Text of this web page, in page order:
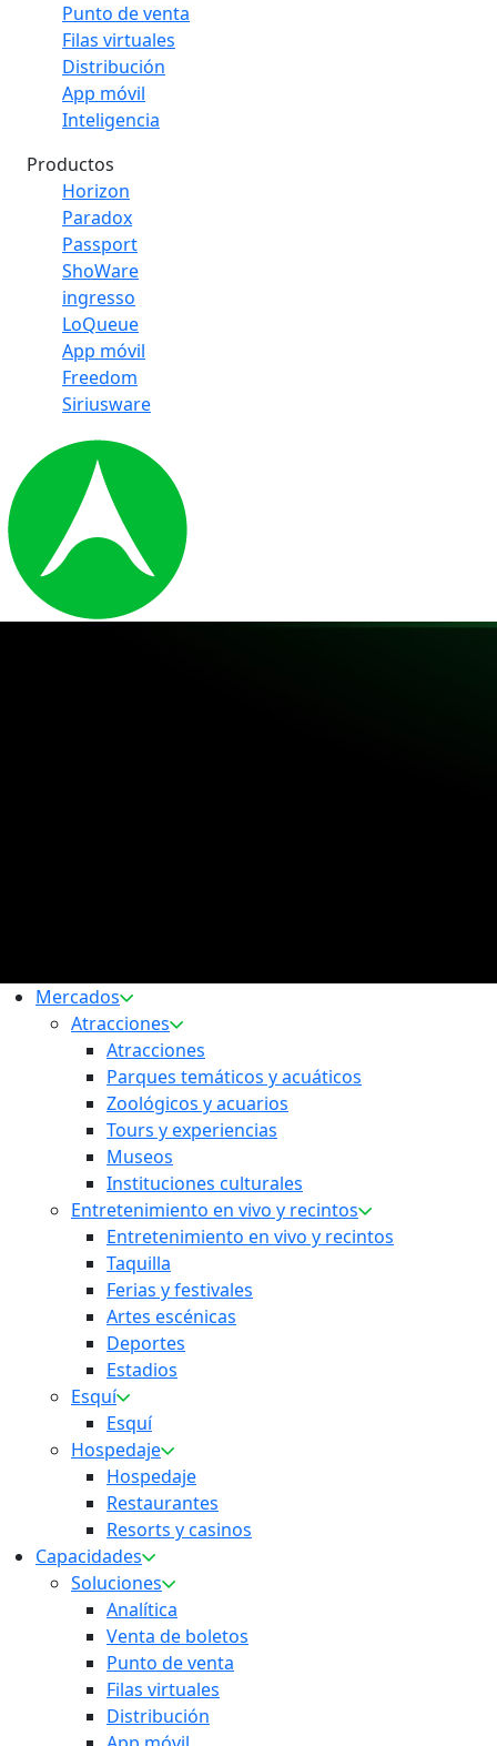
Punto de venta
Filas virtuales
Distribución
App móvil
Inteligencia
Productos
Horizon
Paradox
Passport
ShoWare
ingresso
LoQueue
App móvil
Freedom
Siriusware
Mercados
Atracciones
Atracciones
Parques temáticos y acuáticos
Zoológicos y acuarios
Tours y experiencias
Museos
Instituciones culturales
Entretenimiento en vivo y recintos
Entretenimiento en vivo y recintos
Taquilla
Ferias y festivales
Artes escénicas
Deportes
Estadios
Esquí
Esquí
Hospedaje
Hospedaje
Restaurantes
Resorts y casinos
Capacidades
Soluciones
Analítica
Venta de boletos
Punto de venta
Filas virtuales
Distribución